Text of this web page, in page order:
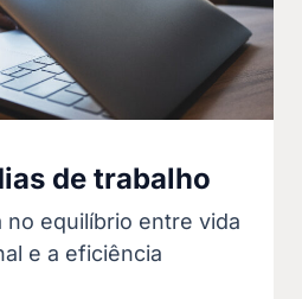
de trabalho
no equilíbrio entre vida
e a eficiência